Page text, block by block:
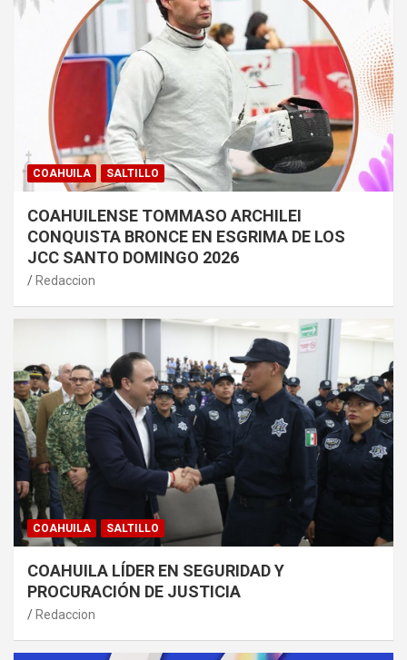
COAHUILA SALTILLO
COAHUILENSE TOMMASO ARCHILEI
CONQUISTA BRONCE EN ESGRIMA DE LOS
JCC SANTO DOMINGO 2026
Redaccion
COAHUILA SALTILLO
COAHUILA LÍDER EN SEGURIDAD Y
PROCURACIÓN DE JUSTICIA
Redaccion